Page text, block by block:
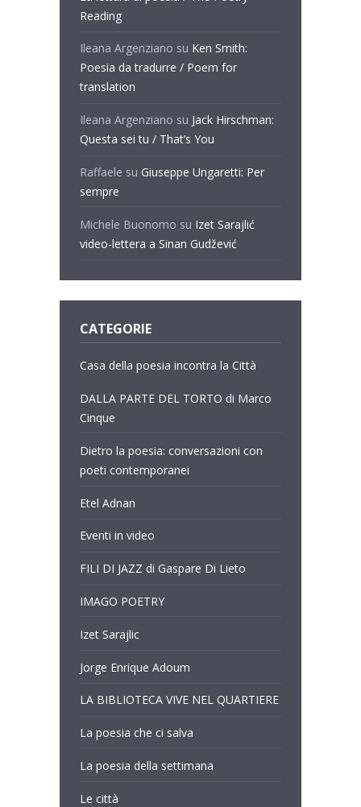
Reading
Ileana Argenziano su Ken Smith:
Poesia da tradurre / Poem for
translation
Ileana Argenziano su Jack Hirschman:
Questa sei tu / That’s You
Raffaele su Giuseppe Ungaretti: Per
sempre
Michele Buonomo su Izet Sarajlić
video-lettera a Sinan Gudžević
CATEGORIE
Casa della poesia incontra la Città
DALLA PARTE DEL TORTO di Marco
Cinque
Dietro la poesia: conversazioni con
poeti contemporanei
Etel Adnan
Eventi in video
FILI DI JAZZ di Gaspare Di Lieto
IMAGO POETRY
Izet Sarajlic
Jorge Enrique Adoum
LA BIBLIOTECA VIVE NEL QUARTIERE
La poesia che ci salva
La poesia della settimana
Le città